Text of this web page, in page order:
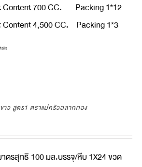
Content 700 CC. Packing 1*12
Content 4,500 CC. Packing 1*3
าว สูตร1 ตราแม่ครัวฉลากทอง
ตรสุทธิ 100 มล.บรรจุ/หีบ 1X24 ขวด